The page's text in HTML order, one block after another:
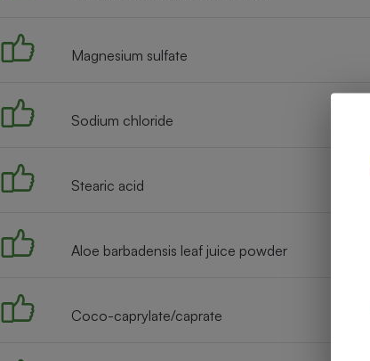
Magnesium sulfate
Sodium chloride
Stearic acid
Aloe barbadensis leaf juice powder
Coco-caprylate/caprate